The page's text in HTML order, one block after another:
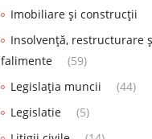
Imobiliare și construcții
Insolvență, restructurare
falimente
(59)
Legislația muncii
(44)
Legislatie
(5)